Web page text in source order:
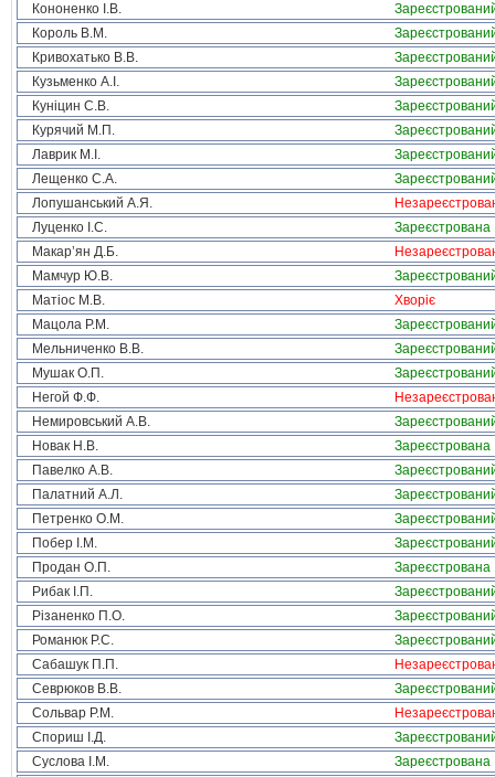
Кононенко І.В.
Король В.М.
Кривохатько В.В.
Кузьменко А.І.
Куніцин С.В.
Курячий М.П.
Лаврик М.І.
Лещенко С.А.
Лопушанський А.Я.
Луценко І.С.
Зареєстрована
Макар’ян Д.Б.
Мамчур Ю.В.
Матіос М.В.
Хворіє
Мацола Р.М.
Мельниченко В.В.
Мушак О.П.
Негой Ф.Ф.
Немировський А.В.
Новак Н.В.
Зареєстрована
Павелко А.В.
Палатний А.Л.
Петренко О.М.
Побер І.М.
Продан О.П.
Зареєстрована
Рибак І.П.
Різаненко П.О.
Романюк Р.С.
Сабашук П.П.
Севрюков В.В.
Сольвар Р.М.
Спориш І.Д.
Суслова І.М.
Зареєстрована